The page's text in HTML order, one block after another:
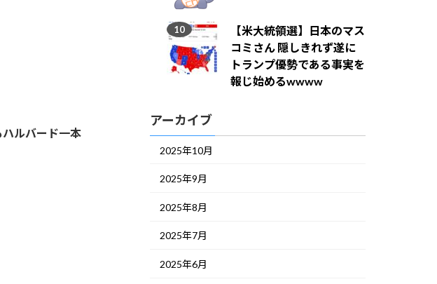
ルバード一本
【米大統領選】日本のマス
コミさん 隠しきれず遂に
トランプ優勢である事実を
報じ始めるwwww
アーカイブ
2025年10月
2025年9月
2025年8月
2025年7月
2025年6月